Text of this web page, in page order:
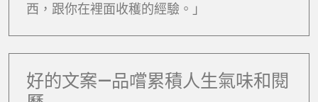
西，跟你在裡面收穫的經驗。」
好的文案—品嚐累積人生氣味和閱